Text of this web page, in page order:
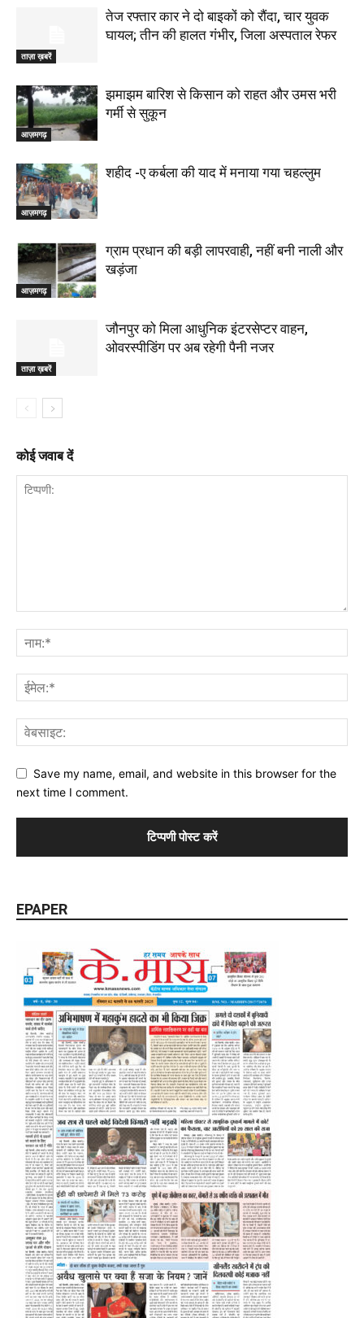
ताज़ा ख़बरें
तेज रफ्तार कार ने दो बाइकों को रौंदा, चार युवक
घायल; तीन की हालत गंभीर, जिला अस्पताल रेफर
आज़मगढ़
झमाझम बारिश से किसान को राहत और उमस भरी
गर्मी से सुकून
आज़मगढ़
शहीद -ए कर्बला की याद में मनाया गया चहल्लुम
आज़मगढ़
ग्राम प्रधान की बड़ी लापरवाही, नहीं बनी नाली और
खड़ंजा
ताज़ा ख़बरें
जौनपुर को मिला आधुनिक इंटरसेप्टर वाहन,
ओवरस्पीडिंग पर अब रहेगी पैनी नजर
कोई जवाब दें
Save my name, email, and website in this browser for the
next time I comment.
EPAPER